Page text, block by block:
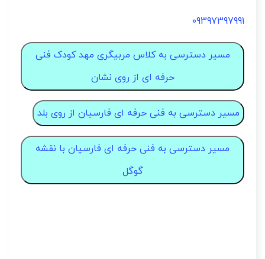
09397397991
مسیر دسترسی به کلاس مربیگری مهد کودک فنی
حرفه ای از روی نشان
مسیر دسترسی به فنی حرفه ای فارسیان از روی بلد
مسیر دسترسی به فنی حرفه ای فارسیان با نقشه
گوگل